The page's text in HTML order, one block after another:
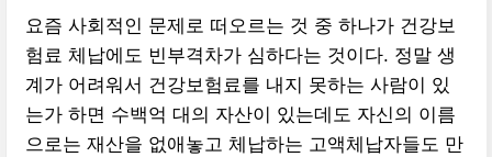
요즘 사회적인 문제로 떠오르는 것 중 하나가 건강보
험료 체납에도 빈부격차가 심하다는 것이다. 정말 생
계가 어려워서 건강보험료를 내지 못하는 사람이 있
는가 하면 수백억 대의 자산이 있는데도 자신의 이름
으로는 재산을 없애놓고 체납하는 고액체납자들도 만